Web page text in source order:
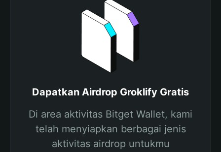
Dapatkan Airdrop Groklify Gratis
Di area aktivitas Bitget Wallet, kami
telah menyiapkan berbagai jenis
aktivitas airdrop untukmu